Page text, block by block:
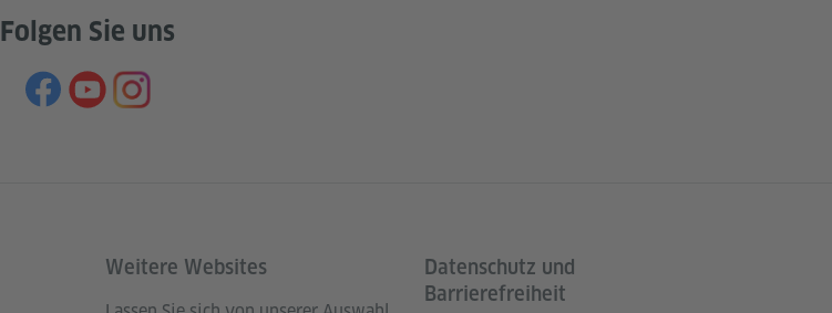
Folgen Sie uns
Weitere Websites
Datenschutz und
Barrierefreiheit